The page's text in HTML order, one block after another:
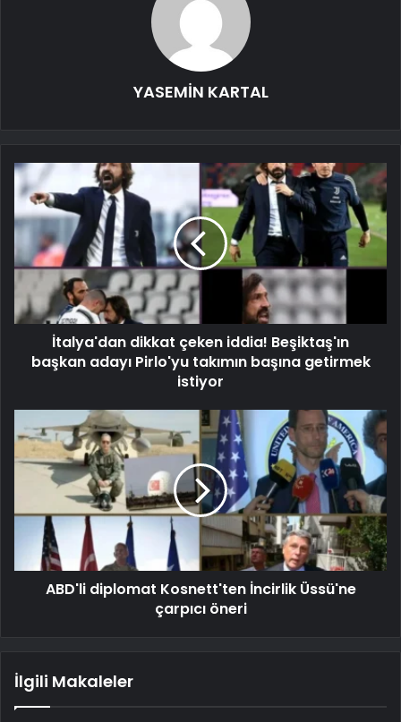
YASEMİN KARTAL
İtalya'dan dikkat çeken iddia! Beşiktaş'ın
başkan adayı Pirlo'yu takımın başına getirmek
istiyor
ABD'li diplomat Kosnett'ten İncirlik Üssü'ne
çarpıcı öneri
İlgili Makaleler